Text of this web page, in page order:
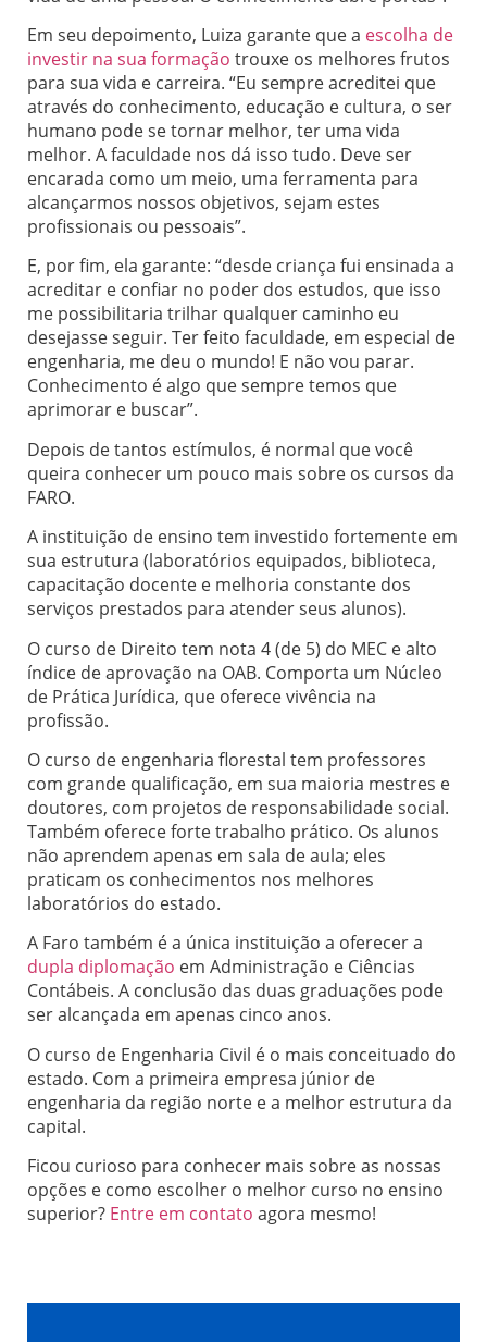
Em seu depoimento, Luiza garante que a escolha de
investir na sua formação trouxe os melhores frutos
para sua vida e carreira. “Eu sempre acreditei que
através do conhecimento, educação e cultura, o ser
humano pode se tornar melhor, ter uma vida
melhor. A faculdade nos dá isso tudo. Deve ser
encarada como um meio, uma ferramenta para
alcançarmos nossos objetivos, sejam estes
profissionais ou pessoais”.
E, por fim, ela garante: “desde criança fui ensinada a
acreditar e confiar no poder dos estudos, que isso
me possibilitaria trilhar qualquer caminho eu
desejasse seguir. Ter feito faculdade, em especial de
engenharia, me deu o mundo! E não vou parar.
Conhecimento é algo que sempre temos que
aprimorar e buscar”.
Depois de tantos estímulos, é normal que você
queira conhecer um pouco mais sobre os cursos da
FARO.
A instituição de ensino tem investido fortemente em
sua estrutura (laboratórios equipados, biblioteca,
capacitação docente e melhoria constante dos
serviços prestados para atender seus alunos).
O curso de Direito tem nota 4 (de 5) do MEC e alto
índice de aprovação na OAB. Comporta um Núcleo
de Prática Jurídica, que oferece vivência na
profissão.
O curso de engenharia florestal tem professores
com grande qualificação, em sua maioria mestres e
doutores, com projetos de responsabilidade social.
Também oferece forte trabalho prático. Os alunos
não aprendem apenas em sala de aula; eles
praticam os conhecimentos nos melhores
laboratórios do estado.
A Faro também é a única instituição a oferecer a
dupla diplomação em Administração e Ciências
Contábeis. A conclusão das duas graduações pode
ser alcançada em apenas cinco anos.
O curso de Engenharia Civil é o mais conceituado do
estado. Com a primeira empresa júnior de
engenharia da região norte e a melhor estrutura da
capital.
Ficou curioso para conhecer mais sobre as nossas
opções e como escolher o melhor curso no ensino
superior? Entre em contato agora mesmo!